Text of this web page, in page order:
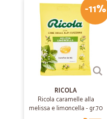
-11%
RICOLA
Ricola caramelle alla
melissa e limoncella - gr.70